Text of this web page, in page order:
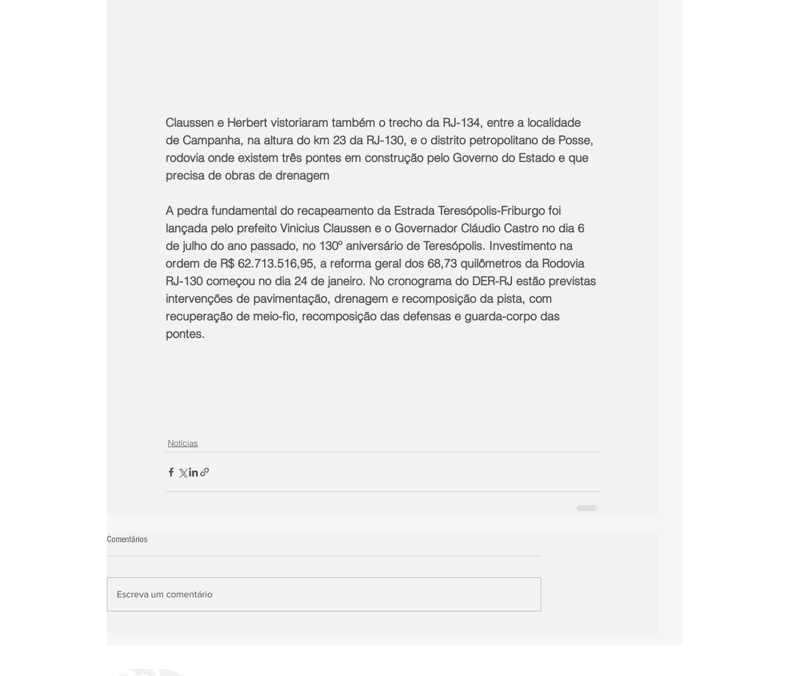
Claussen e Herbert vistoriaram também o trecho da RJ-134, entre a localidade
de Campanha, na altura do km 23 da RJ-130, e o distrito petropolitano de Posse,
rodovia onde existem três pontes em construção pelo Governo do Estado e que
precisa de obras de drenagem
A pedra fundamental do recapeamento da Estrada Teresópolis-Friburgo foi
lançada pelo prefeito Vinicius Claussen e o Governador Cláudio Castro no dia 6
de julho do ano passado, no 130º aniversário de Teresópolis. Investimento na
ordem de R$ 62.713.516,95, a reforma geral dos 68,73 quilômetros da Rodovia
RJ-130 começou no dia 24 de janeiro. No cronograma do DER-RJ estão previstas
intervenções de pavimentação, drenagem e recomposição da pista, com
recuperação de meio-fio, recomposição das defensas e guarda-corpo das
pontes.
Notícias
Comentários
Escreva um comentário